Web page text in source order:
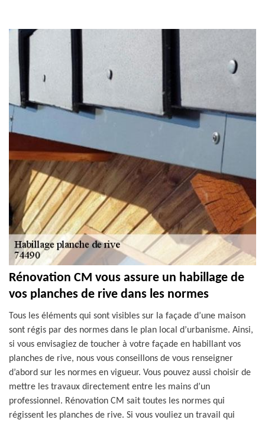
Rénovation CM vous assure un habillage de
vos planches de rive dans les normes
Tous les éléments qui sont visibles sur la façade d’une maison
sont régis par des normes dans le plan local d’urbanisme. Ainsi,
si vous envisagiez de toucher à votre façade en habillant vos
planches de rive, nous vous conseillons de vous renseigner
d’abord sur les normes en vigueur. Vous pouvez aussi choisir de
mettre les travaux directement entre les mains d’un
professionnel. Rénovation CM sait toutes les normes qui
régissent les planches de rive. Si vous vouliez un travail qui